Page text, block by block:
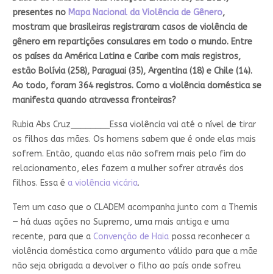
presentes no Mapa Nacional da Violência de Gênero,
mostram que brasileiras registraram casos de violência de
gênero em repartições consulares em todo o mundo. Entre
os países da América Latina e Caribe com mais registros,
estão Bolívia (258), Paraguai (35), Argentina (18) e Chile (14).
Ao todo, foram 364 registros. Como a violência doméstica se
manifesta quando atravessa fronteiras?
Rubia Abs Cruz________
Essa violência vai até o nível de tirar
os filhos das mães. Os homens sabem que é onde elas mais
sofrem. Então, quando elas não sofrem mais pelo fim do
relacionamento, eles fazem a mulher sofrer através dos
filhos. Essa é a violência vicária.
Tem um caso que o CLADEM acompanha junto com a Themis
— há duas ações no Supremo, uma mais antiga e uma
recente, para que a Convenção de Haia possa reconhecer a
violência doméstica como argumento válido para que a mãe
não seja obrigada a devolver o filho ao país onde sofreu